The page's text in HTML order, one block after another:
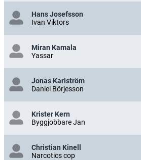
Hans Josefsson
Ivan Viktors
Miran Kamala
Yassar
Jonas Karlström
Daniel Börjesson
Krister Kern
Byggjobbare Jan
Christian Kinell
Narcotics cop